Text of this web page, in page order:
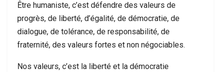
Être humaniste, c’est défendre des valeurs de
progrès, de liberté, d’égalité, de démocratie, de
dialogue, de tolérance, de responsabilité, de
fraternité, des valeurs fortes et non négociables.
Nos valeurs, c’est la liberté et la démocratie